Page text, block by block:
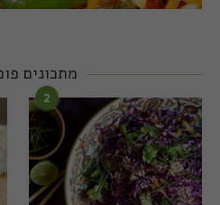
מתכונים
2